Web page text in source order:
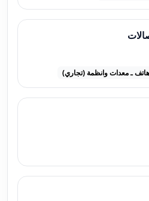
هاتف ـ معدات وانظمة (تجاري)